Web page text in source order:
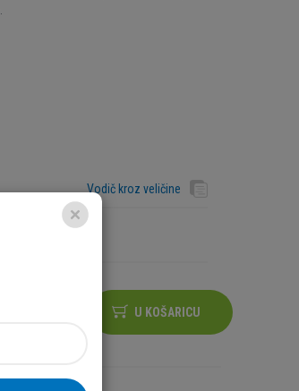
Vodič kroz veličine
U KOŠARICU